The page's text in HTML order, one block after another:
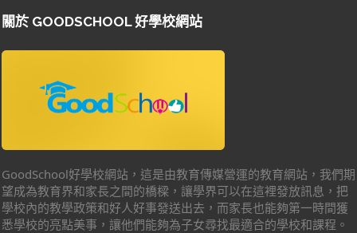
關於 GOODSCHOOL 好學校網站
GoodSchool好學校網站，這是由教育傳媒營運的教育網站，我們期
望成為教育界和家長之間的橋樑，讓學界可以在這裡發放訊息，把
學校內的教學政策和好人好事發送出去，而家長也能夠第一時間獲
悉學校的亮點美事，讓他們能夠為子女尋找最適合的學校和課程。